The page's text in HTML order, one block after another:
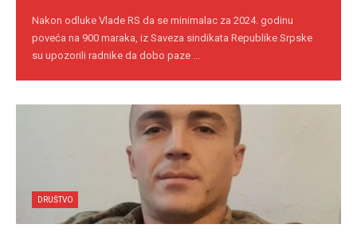
Nakon odluke Vlade RS da se minimalac za 2024. godinu
poveća na 900 maraka, iz Saveza sindikata Republike Srpske
su upozorili radnike da dobo paze ...
DRUŠTVO